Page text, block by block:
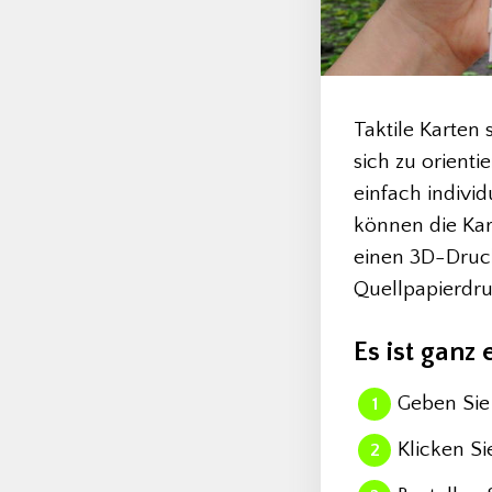
Taktile Karten
sich zu
einfach
können die
einen 3D-
Es ist ganz
1 Geben
2 Klicken